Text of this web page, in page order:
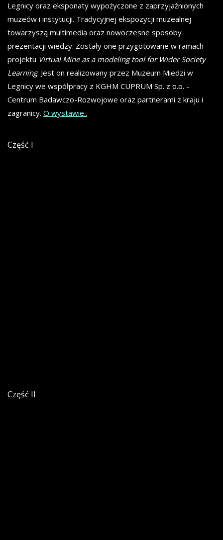
Legnicy oraz eksponaty wypożyczone z zaprzyjaźnionych
muzeów i instytucji. Tradycyjnej ekspozycji muzealnej
towarzyszą multimedia oraz nowoczesne sposoby
prezentacji wiedzy. Zostały one przygotowane w ramach
projektu Virtual Mine as a modeling tool for Wider Society
Learning. Jest on realizowany przez Muzeum Miedzi w
Legnicy we współpracy z KGHM CUPRUM Sp. z o.o. -
Centrum Badawczo-Rozwojowe oraz partnerami z kraju i
zagranicy. O wystawie..
Część I
Część II